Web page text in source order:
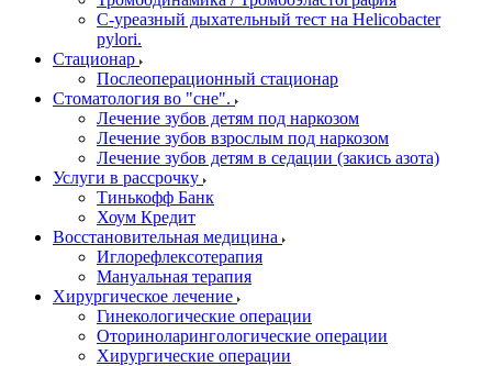
С-уреазный дыхательный тест на Helicobacter
pylori.
Стационар
Послеоперационный стационар
Стоматология во "сне".
Лечение зубов детям под наркозом
Лечение зубов взрослым под наркозом
Лечение зубов детям в седации (закись азота)
Услуги в рассрочку
Тинькофф Банк
Хоум Кредит
Восстановительная медицина
Иглорефлексотерапия
Мануальная терапия
Хирургическое лечение
Гинекологические операции
Оториноларингологические операции
Хирургические операции